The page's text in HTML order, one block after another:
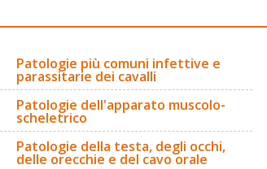
Patologie più comuni infettive e
parassitarie dei cavalli
Patologie dell'apparato muscolo-
scheletrico
Patologie della testa, degli occhi,
delle orecchie e del cavo orale